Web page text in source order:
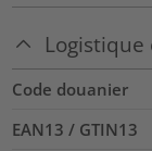
Code douanier
EAN13 / GTIN13